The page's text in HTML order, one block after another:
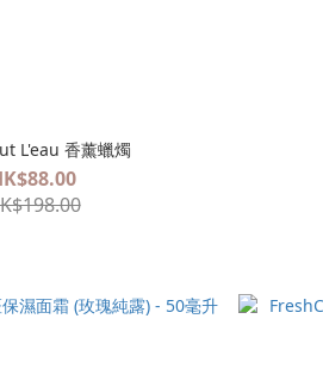
L'eau 香薰蠟燭